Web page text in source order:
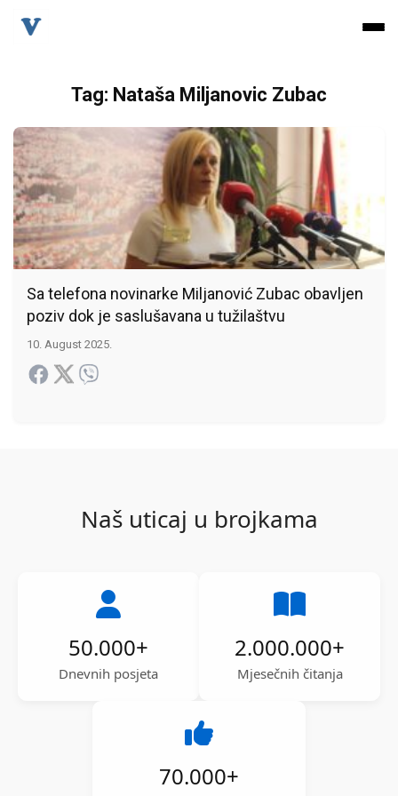
Tag: Nataša Miljanovic Zubac
Sa telefona novinarke Miljanović Zubac obavljen
poziv dok je saslušavana u tužilaštvu
10. August 2025.
Naš uticaj u brojkama
50.000+
Dnevnih posjeta
2.000.000+
Mjesečnih čitanja
70.000+